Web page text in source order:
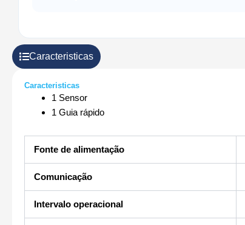
Caracteristicas
Caracteristicas
1 Sensor
1 Guia rápido
Fonte de alimentação
Comunicação
Intervalo operacional